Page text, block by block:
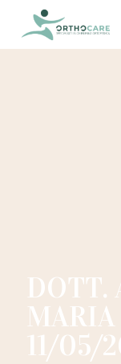
DOTT.
11/05/